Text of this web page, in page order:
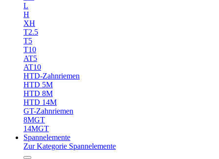
L
H
XH
T2.5
T5
T10
AT5
AT10
HTD-Zahnriemen
HTD 5M
HTD 8M
HTD 14M
GT-Zahnriemen
8MGT
14MGT
Spannelemente
Zur Kategorie Spannelemente